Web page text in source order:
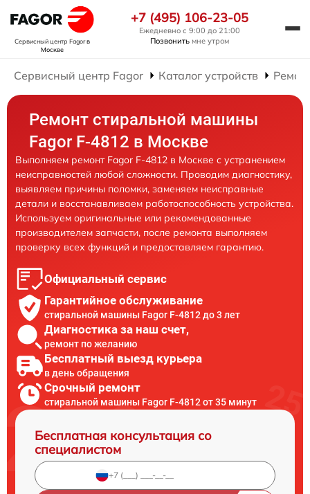
Сервисный центр Fagorв
Москве
+7 (495) 106-23-05
Ежедневно с 9:00 до 21:00
Позвонить мне утром
Сервисный центр Fagor Каталог устройств
Ремонт стиральной машины
Fagor F-4812 в Москве
Выполняем ремонт Fagor F-4812 в Москве с устранением
неисправностей любой сложности. Проводим диагностику,
выявляем причины поломки, заменяем неисправные
детали и восстанавливаем работоспособность устройства.
Используем оригинальные или рекомендованные
производителем запчасти, после ремонта выполняем
проверку всех функций и предоставляем гарантию.
Официальный сервис
Гарантийное обслуживание
стиральной машины Fagor F-4812 до 3 лет
Диагностика за наш счет,
ремонт по желанию
Бесплатный выезд курьера
в день обращения
Срочный ремонт
стиральной машины Fagor F-4812 от 35 минут
Бесплатная консультация со
специалистом